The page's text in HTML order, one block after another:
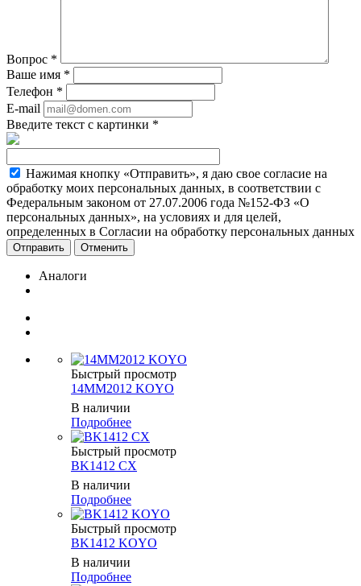
Вопрос *
Ваше имя *
Телефон *
E-mail
Введите текст с картинки *
Нажимая кнопку «Отправить», я даю свое согласие на
обработку моих персональных данных, в соответствии с
Федеральным законом от 27.07.2006 года №152-ФЗ «О
персональных данных», на условиях и для целей,
определенных в Согласии на обработку персональных данных
Отменить
Аналоги
Быстрый просмотр
14MM2012 KOYO
В наличии
Подробнее
Быстрый просмотр
BK1412 CX
В наличии
Подробнее
Быстрый просмотр
BK1412 KOYO
В наличии
Подробнее